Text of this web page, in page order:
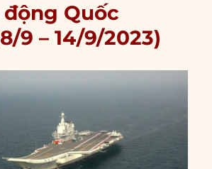
Quốc
9 – 14/9/2023)